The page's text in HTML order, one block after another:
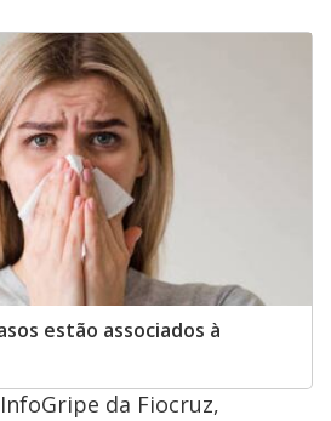
estão associados à
da Fiocruz,